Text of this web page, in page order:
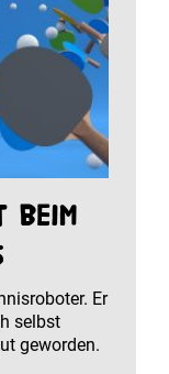
beim
Er
selbst
geworden.